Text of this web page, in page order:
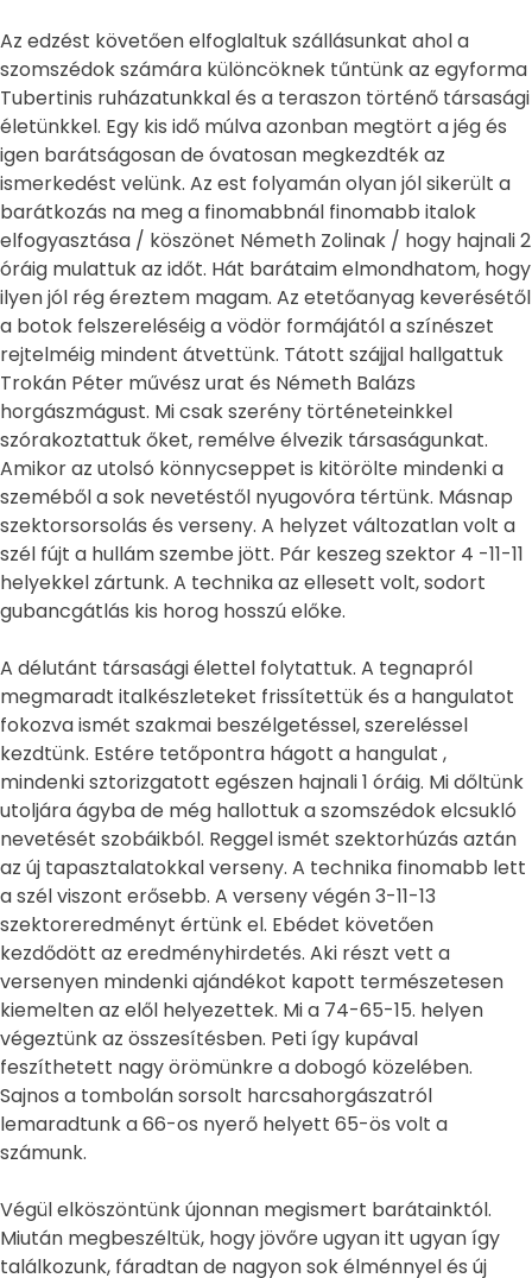
Az edzést követően elfoglaltuk szállásunkat ahol a
szomszédok számára különcöknek tűntünk az egyforma
Tubertinis ruházatunkkal és a teraszon történő társasági
életünkkel. Egy kis idő múlva azonban megtört a jég és
igen barátságosan de óvatosan megkezdték az
ismerkedést velünk. Az est folyamán olyan jól sikerült a
barátkozás na meg a finomabbnál finomabb italok
elfogyasztása / köszönet Németh Zolinak / hogy hajnali 2
óráig mulattuk az időt. Hát barátaim elmondhatom, hogy
ilyen jól rég éreztem magam. Az etetőanyag keverésétől
a botok felszereléséig a vödör formájától a színészet
rejtelméig mindent átvettünk. Tátott szájjal hallgattuk
Trokán Péter művész urat és Németh Balázs
horgászmágust. Mi csak szerény történeteinkkel
szórakoztattuk őket, remélve élvezik társaságunkat.
Amikor az utolsó könnycseppet is kitörölte mindenki a
szeméből a sok nevetéstől nyugovóra tértünk. Másnap
szektorsorsolás és verseny. A helyzet változatlan volt a
szél fújt a hullám szembe jött. Pár keszeg szektor 4 -11-11
helyekkel zártunk. A technika az ellesett volt, sodort
gubancgátlás kis horog hosszú előke.
A délutánt társasági élettel folytattuk. A tegnapról
megmaradt italkészleteket frissítettük és a hangulatot
fokozva ismét szakmai beszélgetéssel, szereléssel
kezdtünk. Estére tetőpontra hágott a hangulat ,
mindenki sztorizgatott egészen hajnali 1 óráig. Mi dőltünk
utoljára ágyba de még hallottuk a szomszédok elcsukló
nevetését szobáikból. Reggel ismét szektorhúzás aztán
az új tapasztalatokkal verseny. A technika finomabb lett
a szél viszont erősebb. A verseny végén 3-11-13
szektoreredményt értünk el. Ebédet követően
kezdődött az eredményhirdetés. Aki részt vett a
versenyen mindenki ajándékot kapott természetesen
kiemelten az elől helyezettek. Mi a 74-65-15. helyen
végeztünk az összesítésben. Peti így kupával
feszíthetett nagy örömünkre a dobogó közelében.
Sajnos a tombolán sorsolt harcsahorgászatról
lemaradtunk a 66-os nyerő helyett 65-ös volt a
számunk.
Végül elköszöntünk újonnan megismert barátainktól.
Miután megbeszéltük, hogy jövőre ugyan itt ugyan így
találkozunk, fáradtan de nagyon sok élménnyel és új